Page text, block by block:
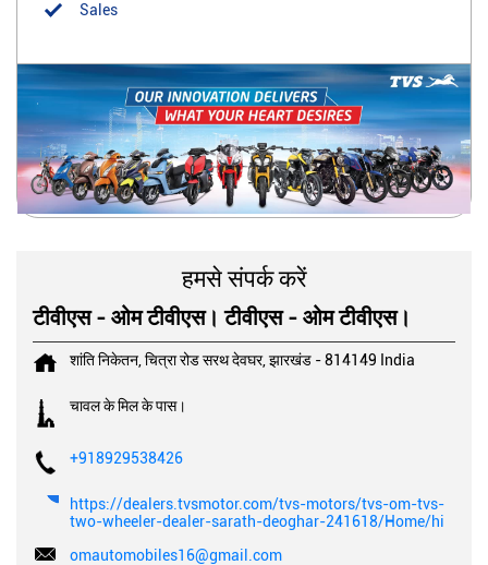
Sales
हमसे संपर्क करें
टीवीएस - ओम टीवीएस। टीवीएस - ओम टीवीएस।
शांति निकेतन, चित्रा रोडसरथदेवघर, झारखंड -814149 India
चावल के मिल के पास।
+918929538426
https://dealers.tvsmotor.com/tvs-motors/tvs-om-tvs-
two-wheeler-dealer-sarath-deoghar-241618/Home/hi
omautomobiles16@gmail.com